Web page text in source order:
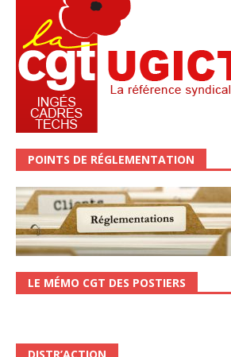
POINTS DE RÉGLEMENTATION
LE MÉMO CGT DES POSTIERS